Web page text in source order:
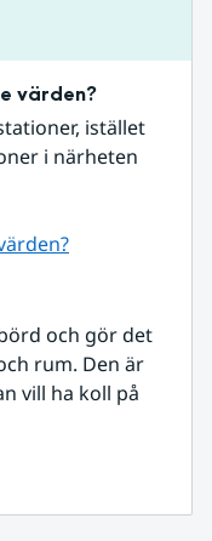
värden?
istället
i närheten
och gör det
rum. Den är
vill ha koll på